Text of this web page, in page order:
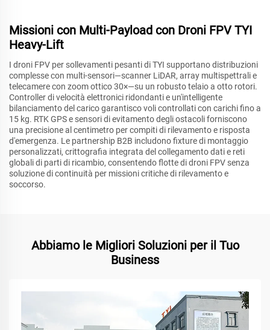
Missioni con Multi-Payload con Droni FPV TYI
Heavy-Lift
I droni FPV per sollevamenti pesanti di TYI supportano distribuzioni
complesse con multi-sensori—scanner LiDAR, array multispettrali e
telecamere con zoom ottico 30×—su un robusto telaio a otto rotori.
Controller di velocità elettronici ridondanti e un'intelligente
bilanciamento del carico garantisco voli controllati con carichi fino a
15 kg. RTK GPS e sensori di evitamento degli ostacoli forniscono
una precisione al centimetro per compiti di rilevamento e risposta
d'emergenza. Le partnership B2B includono fixture di montaggio
personalizzati, crittografia integrata del collegamento dati e reti
globali di parti di ricambio, consentendo flotte di droni FPV senza
soluzione di continuità per missioni critiche di rilevamento e
soccorso.
Abbiamo le Migliori Soluzioni per il Tuo
Business